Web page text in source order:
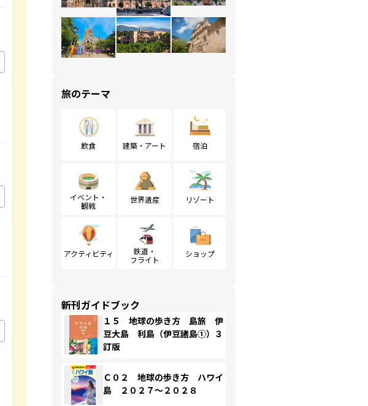
旅のテーマ
飲食 建築・アート 宿泊
イベント・
観戦
世界遺産 リゾート
アクティビティ
鉄道・
フライト
ショップ
新刊ガイドブック
１５ 地球の歩き方 島旅 伊
豆大島 利島（伊豆諸島①）３
訂版
Ｃ０２ 地球の歩き方 ハワイ
島 ２０２７～２０２８